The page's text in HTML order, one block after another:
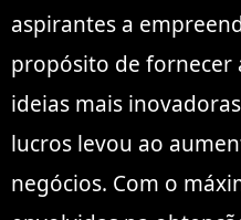
aspirantes a
propósito de
ideias mais
lucros levou ao
negócios. Com o